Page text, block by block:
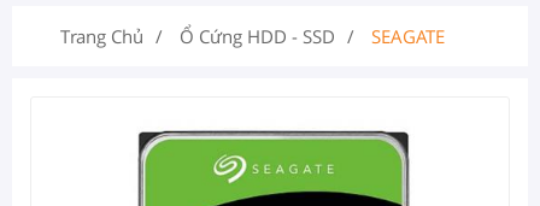
Trang Chủ Ổ Cứng HDD - SSD SEAGATE